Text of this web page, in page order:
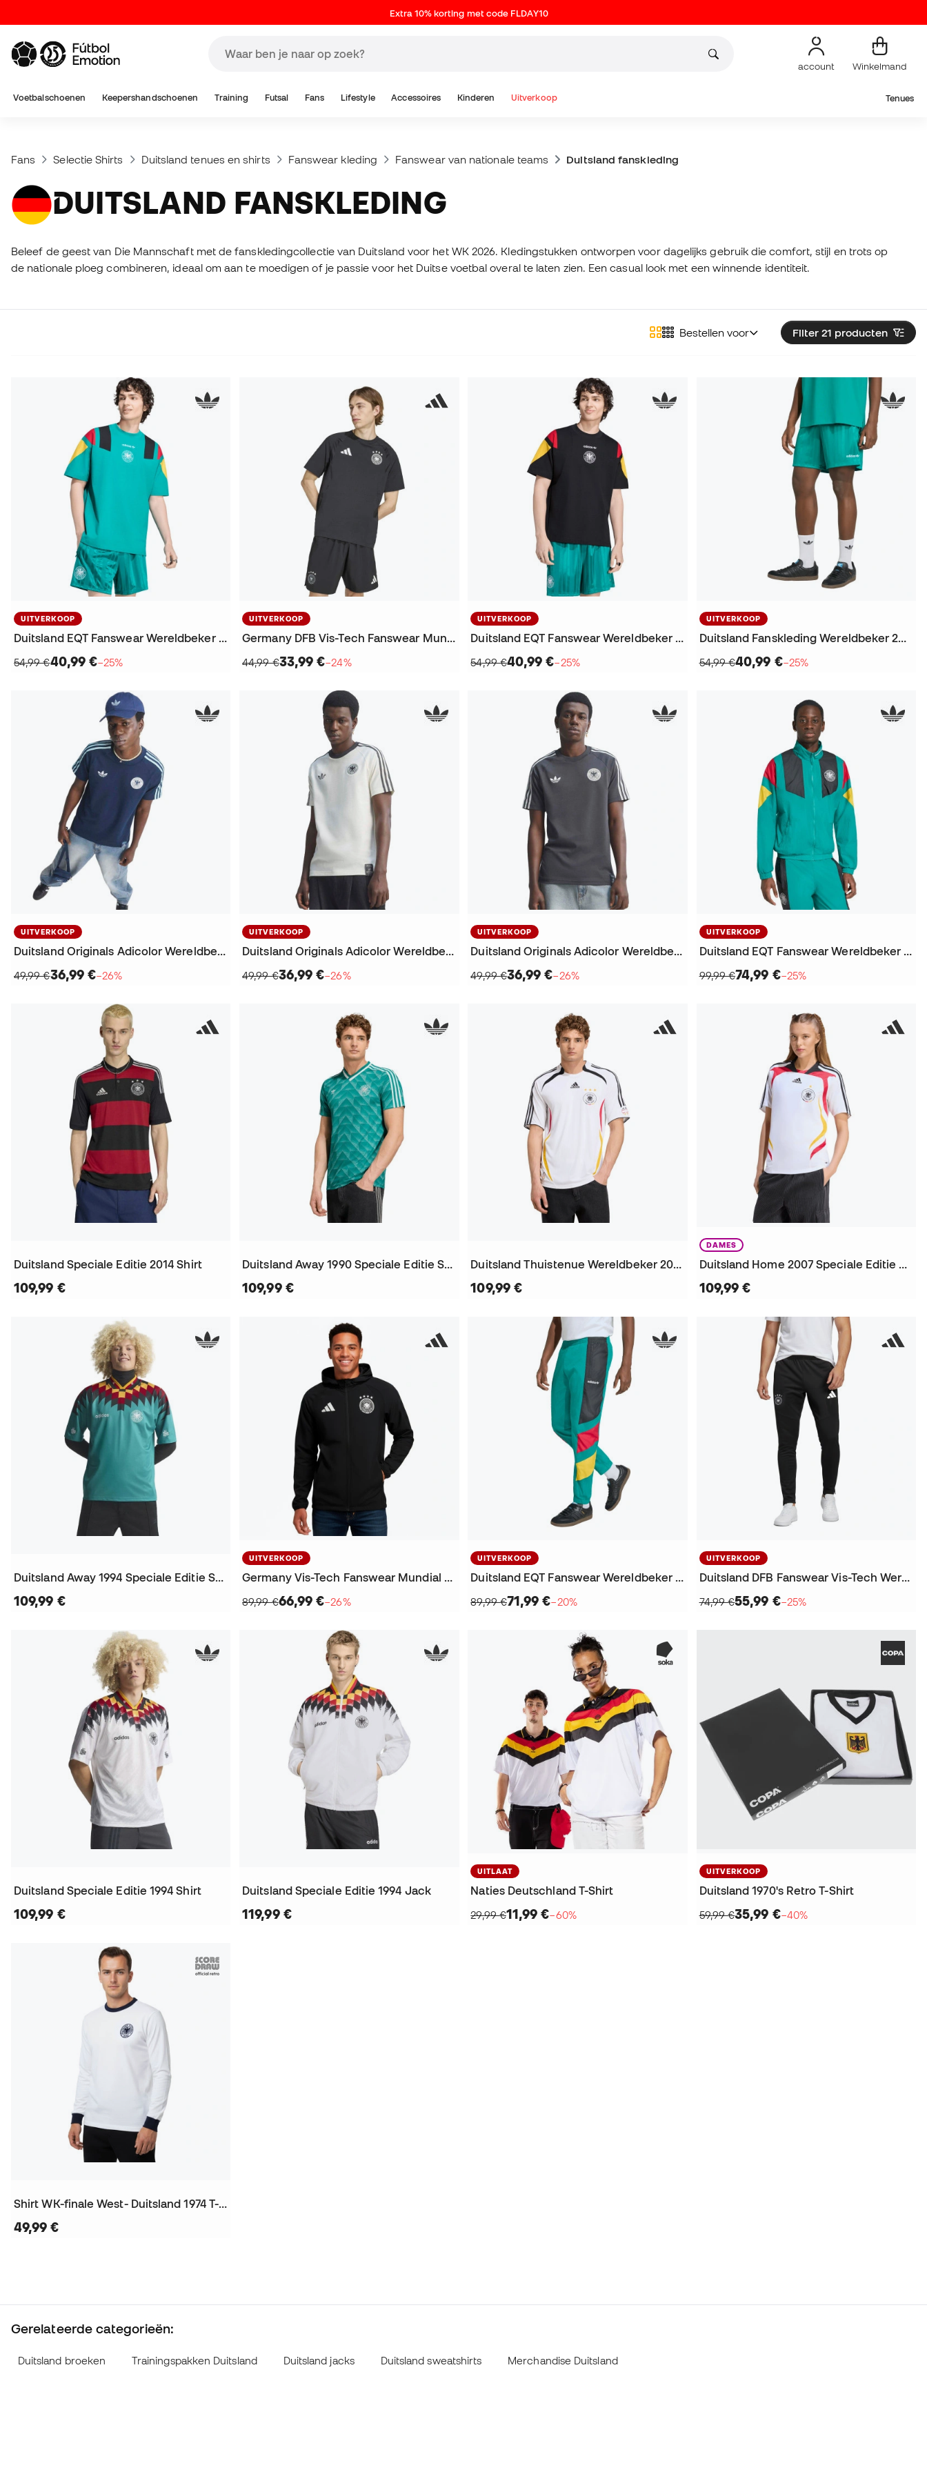
Extra 10% korting met code FLDAY10
account Winkelmand
Voetbalschoenen Keepershandschoenen Training Futsal Fans Lifestyle Accessoires Kinderen Uitverkoop Tenues
Fans Selectie Shirts Duitsland tenues en shirts Fanswear kleding Fanswear van nationale teams Duitsland fanskleding
DUITSLAND FANSKLEDING
Beleef de geest van Die Mannschaft met de fanskledingcollectie van Duitsland voor het WK 2026. Kledingstukken ontworpen voor dagelijks gebruik die comfort, stijl en trots op
de nationale ploeg combineren, ideaal om aan te moedigen of je passie voor het Duitse voetbal overal te laten zien. Een casual look met een winnende identiteit.
Filter 21 producten
Bestellen voor
UITVERKOOP
Duitsland EQT Fanswear Wereldbeker 2026 T-Shirt
54,99 €40,99 €−25%
UITVERKOOP
Germany DFB Vis-Tech Fanswear Mundial 2026 T-Shirt
44,99 €33,99 €−24%
UITVERKOOP
Duitsland EQT Fanswear Wereldbeker 2026 T-Shirt
54,99 €40,99 €−25%
UITVERKOOP
Duitsland Fanskleding Wereldbeker 2026 Shorts
54,99 €40,99 €−25%
UITVERKOOP
Duitsland Originals Adicolor Wereldbeker 2026 T-Shirt
49,99 €36,99 €−26%
UITVERKOOP
Duitsland Originals Adicolor Wereldbeker 2026 T-Shirt
49,99 €36,99 €−26%
UITVERKOOP
Duitsland Originals Adicolor Wereldbeker 2026 T-Shirt
49,99 €36,99 €−26%
UITVERKOOP
Duitsland EQT Fanswear Wereldbeker 2026 Jack
99,99 €74,99 €−25%
Duitsland Speciale Editie 2014 Shirt
109,99 €
Duitsland Away 1990 Speciale Editie Shirt
109,99 €
Duitsland Thuistenue Wereldbeker 2006 Speciale Editie Shirt
109,99 €
DAMES
Duitsland Home 2007 Speciale Editie Vrouw Shirt
109,99 €
Duitsland Away 1994 Speciale Editie Shirt
109,99 €
UITVERKOOP
Germany Vis-Tech Fanswear Mundial 2026 Jack
89,99 €66,99 €−26%
UITVERKOOP
Duitsland EQT Fanswear Wereldbeker 2026 Lange broek
89,99 €71,99 €−20%
UITVERKOOP
Duitsland DFB Fanswear Vis-Tech Wereldkampioenschap 2026 Lange broek
74,99 €55,99 €−25%
Duitsland Speciale Editie 1994 Shirt
109,99 €
Duitsland Speciale Editie 1994 Jack
119,99 €
UITLAAT
Naties Deutschland T-Shirt
29,99 €11,99 €−60%
UITVERKOOP
Duitsland 1970's Retro T-Shirt
59,99 €35,99 €−40%
Shirt WK-finale West- Duitsland 1974 T-Shirt
49,99 €
Gerelateerde categorieën:
Duitsland broeken Trainingspakken Duitsland Duitsland jacks Duitsland sweatshirts Merchandise Duitsland